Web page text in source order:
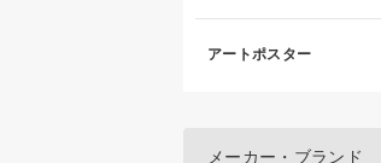
アートポスター
メーカー・ブランド